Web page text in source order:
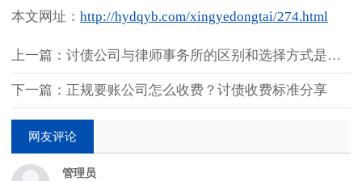
本文网址： http://hydqyb.com/xingyedongtai/274.html
上一篇：讨债公司与律师事务所的区别和选择方式是什么？
下一篇：正规要账公司怎么收费？讨债收费标准分享
网友评论
管理员